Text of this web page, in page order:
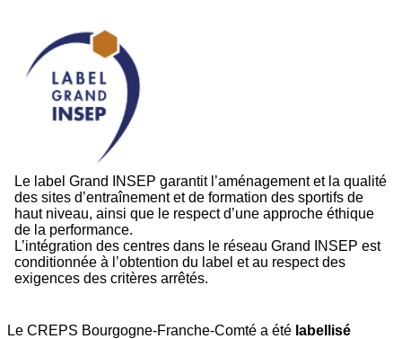
Le label Grand INSEP garantit l’aménagement et la qualité
des sites d’entraînement et de formation des sportifs de
haut niveau, ainsi que le respect d’une approche éthique
de la performance.
L’intégration des centres dans le réseau Grand INSEP est
conditionnée à l’obtention du label et au respect des
exigences des critères arrêtés.
Le CREPS Bourgogne-Franche-Comté a été labellisé